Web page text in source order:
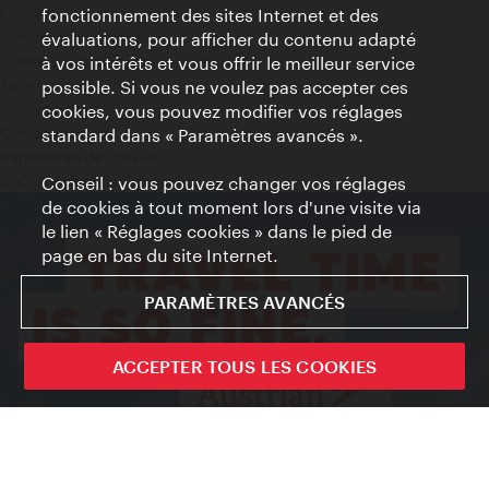
Contact
Mentions obligatoires
Charte sur le respect de la vie privée
Terms of Use
Accessibilité
Contact presse
© Copyright WienTourismus
fonctionnement des sites Internet et des
évaluations, pour afficher du contenu adapté
à vos intérêts et vous offrir le meilleur service
possible. Si vous ne voulez pas accepter ces
cookies, vous pouvez modifier vos réglages
standard dans « Paramètres avancés ».
Conseil : vous pouvez changer vos réglages
de cookies à tout moment lors d'une visite via
le lien « Réglages cookies » dans le pied de
page en bas du site Internet.
PARAMÈTRES AVANCÉS
ACCEPTER TOUS LES COOKIES